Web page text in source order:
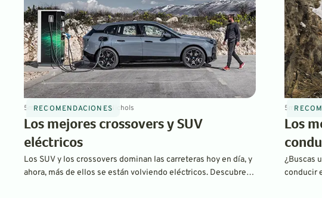
RECOMENDACIONES
5 minFeb 21, 2025ByDavid Nichols
Los mejores crossovers y SUV
eléctricos
Los SUV y los crossovers dominan las carreteras hoy en día, y
ahora, más de ellos se están volviendo eléctricos. Descubre
5 minNov
Los
¿Buscas
conducir